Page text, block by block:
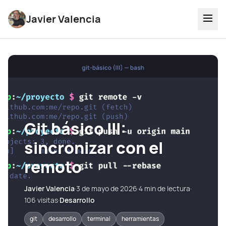
Javier Valencia
Git básico III:
sincronizar con el
remoto
Javier Valencia·3 de mayo de 2026·4 min de lectura·
106 visitas·Desarrollo
git desarrollo terminal herramientas